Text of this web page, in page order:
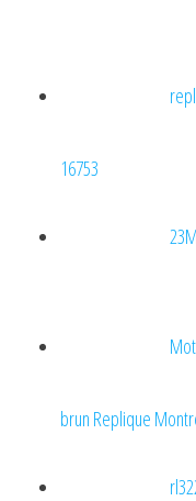
16753
brun Replique